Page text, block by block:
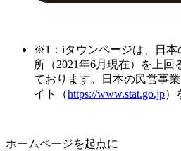
※1：iタウンページは、日本
所（2021年6月現在）を上
ております。日本の民営事
イト（https://www.stat.go.jp）
ホームページを起点に